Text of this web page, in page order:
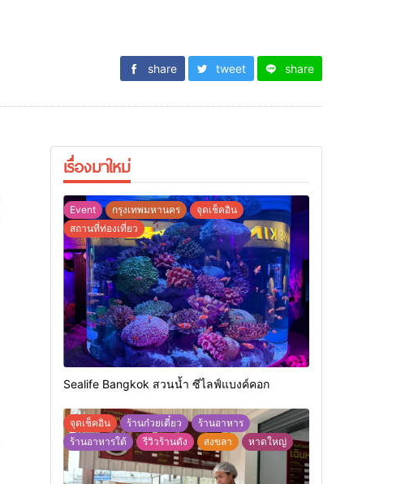
share tweet share
เรื่องมาใหม่
Event กรุงเทพมหานคร
จุดเช็คอิน
สถานที่ท่องเที่ยว
Sealife Bangkok สวนน้ำ ซีไลฟ์แบงค์คอก
จุดเช็คอิน ร้านก๋วยเตี๋ยว
ร้านอาหาร
ร้านอาหารใต้
รีวิวร้านดัง สงขลา หาดใหญ่